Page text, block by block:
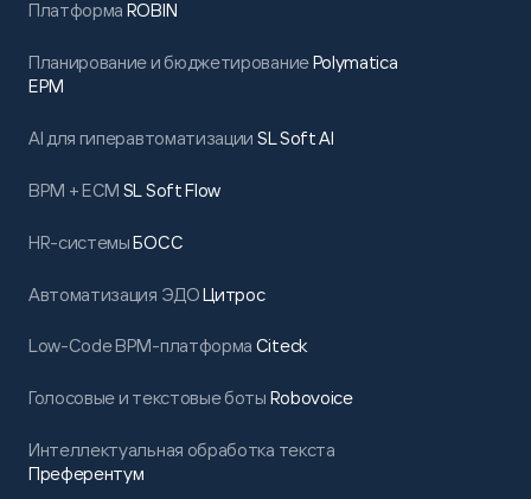
Платформа ROBIN
Планирование и бюджетированиеPolymatica
EPM
AI для гиперавтоматизации SL Soft AI
BPM + ECM SL Soft Flow
HR-системыБОСС
Автоматизация ЭДОЦитрос
Low-Code BPM-платформа Citeck
Голосовые и текстовые боты Robovoice
Интеллектуальная обработка текста
Преферентум